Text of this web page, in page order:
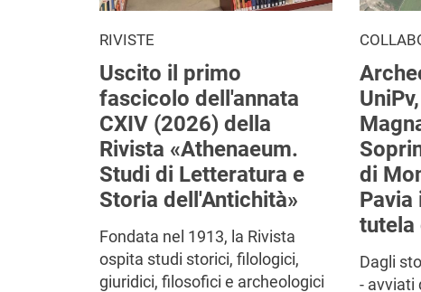
RIVISTE
Uscito il primo
fascicolo dell'annata
CXIV (2026) della
Rivista «Athenaeum.
Studi di Letteratura e
Storia dell'Antichità»
Fondata nel 1913, la Rivista
ospita studi storici, filologici,
giuridici, filosofici e archeologici
di
Pavia
tutela
Dagli
- avviati